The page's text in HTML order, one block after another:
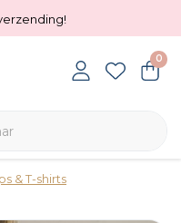
0
& T-shirts